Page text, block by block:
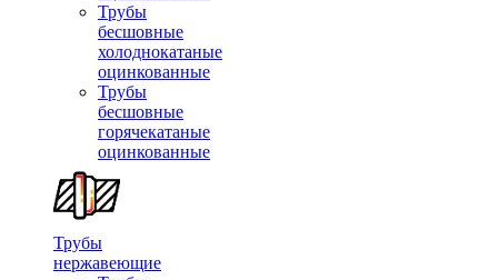
Трубы
бесшовные
холоднокатаные
оцинкованные
Трубы
бесшовные
горячекатаные
оцинкованные
Трубы
нержавеющие